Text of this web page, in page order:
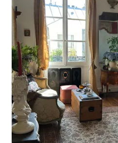
mètres de haut, une décoration
généreuse et des éléments d'origine
Séances photo et vidéo -